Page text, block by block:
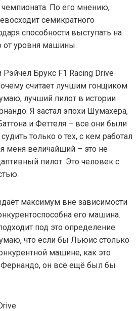
По его мнению,
семикратного
способности выступать на
от уровня машины.
Брукс F1 Racing Drive
считает лучшим гонщиком
лучший пилот в истории
Я застал эпохи Шумахера,
и Феттеля – все они были
только о тех, с кем работал
меня величайший – это не
пилот. Это человек с
максимум вне зависимости
его машина.
под это определение
что если бы Льюис столько
машине, как это
Фернандо, он всё ещё был бы